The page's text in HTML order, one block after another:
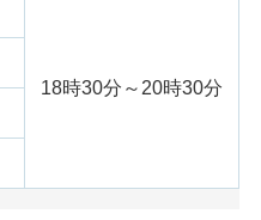
18時30分～20時30分